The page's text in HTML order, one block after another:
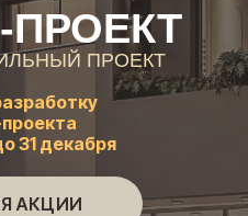
АКЦИИ
ПРОЕКТ
31 декабря